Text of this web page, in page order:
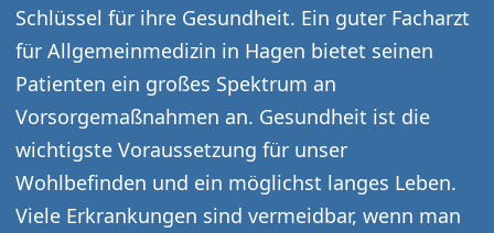
Schlüssel für ihre Gesundheit. Ein guter Facharzt
für Allgemeinmedizin in Hagen bietet seinen
Patienten ein großes Spektrum an
Vorsorgemaßnahmen an. Gesundheit ist die
wichtigste Voraussetzung für unser
Wohlbefinden und ein möglichst langes Leben.
Viele Erkrankungen sind vermeidbar, wenn man